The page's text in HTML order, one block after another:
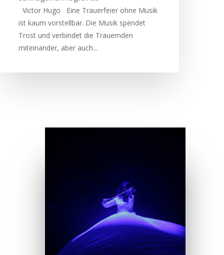
Victor Hugo Eine Trauerfeier ohne Musik
ist kaum vorstellbar. Die Musik spendet
Trost und verbindet die Trauernden
miteinander, aber auch...